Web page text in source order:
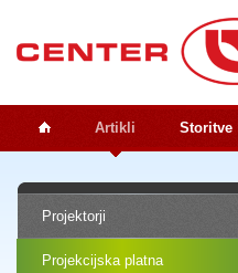
Artikli Storitve
Projektorji
Projekcijska platna